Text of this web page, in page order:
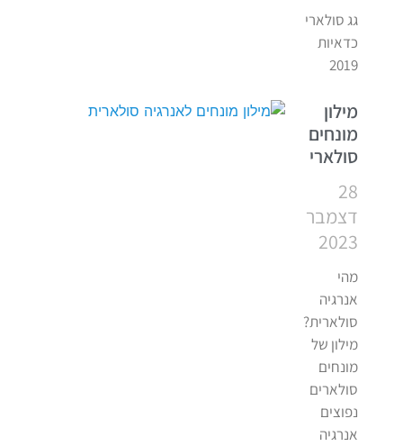
גג סולארי
כדאיות
2019
מילון
מונחים
סולארי
28
דצמבר
2023
מהי
אנרגיה
סולארית?
מילון של
מונחים
סולארים
נפוצים
אנרגיה